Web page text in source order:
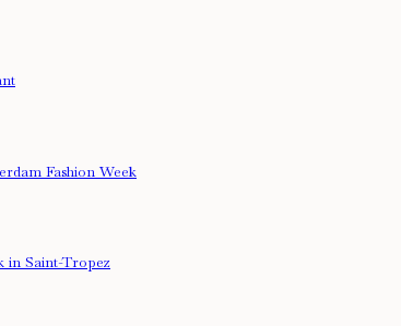
Fashion Week
in Saint-Tropez